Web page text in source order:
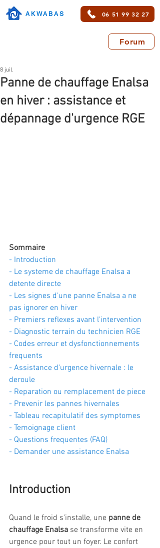
AKWABAS 06 51 99 32 27
Forum
Panne de chauffage Enalsa
en hiver : assistance et
dépannage d'urgence RGE
8 juil.
Sommaire
- Introduction
- Le systeme de chauffage Enalsa a
detente directe
- Les signes d'une panne Enalsa a ne
pas ignorer en hiver
- Premiers reflexes avant l'intervention
- Diagnostic terrain du technicien RGE
- Codes erreur et dysfonctionnements
frequents
- Assistance d'urgence hivernale : le
deroule
- Reparation ou remplacement de piece
- Prevenir les pannes hivernales
- Tableau recapitulatif des symptomes
- Temoignage client
- Questions frequentes (FAQ)
- Demander une assistance Enalsa
Introduction
Quand le froid s'installe, une panne de
chauffage Enalsa se transforme vite en
urgence pour tout un foyer. Le confort